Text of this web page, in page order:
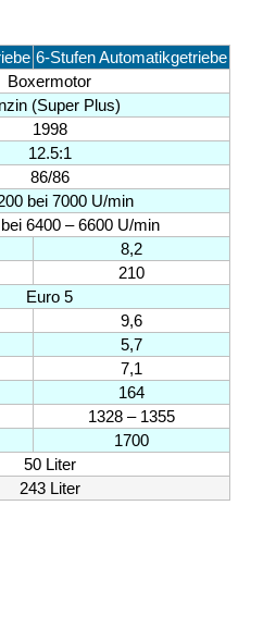
6-Stufen Automatikgetriebe
Boxermotor
(Super Plus)
1998
12.5:1
86/86
bei 7000 U/min
6400 – 6600 U/min
8,2
210
Euro 5
9,6
5,7
7,1
164
1328 – 1355
1700
50 Liter
243 Liter